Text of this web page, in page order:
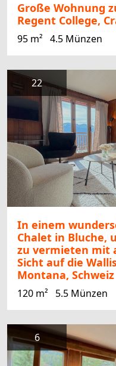
Große Wohnung
Regent College,
95 m² 4.5 Münzen
22
In einem
Chalet in Bluche,
zu vermieten mit
Sicht auf die
Montana, Schweiz
120 m² 5.5 Münzen
6